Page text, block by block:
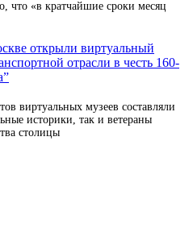
что «в кратчайшие сроки месяц
открыли виртуальный
отрасли в честь 160-
виртуальных музеев составляли
историки, так и ветераны
столицы